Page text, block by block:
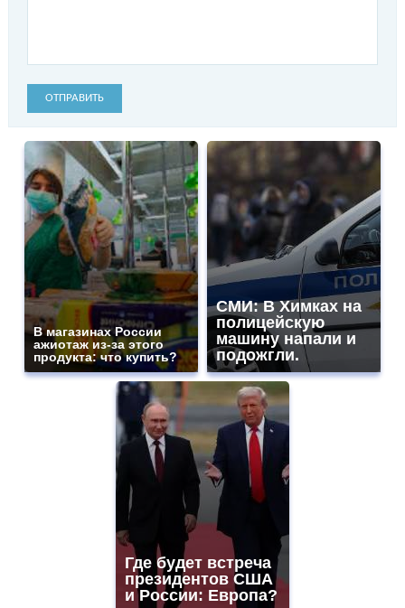
ОТПРАВИТЬ
В магазинах России
ажиотаж из-за этого
продукта: что купить?
СМИ: В Химках на
полицейскую
машину напали и
подожгли.
Где будет встреча
президентов США
и России: Европа?